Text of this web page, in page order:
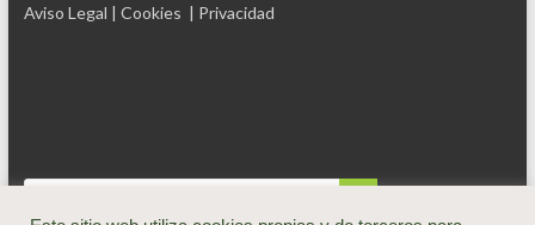
Aviso Legal | Cookies | Privacidad